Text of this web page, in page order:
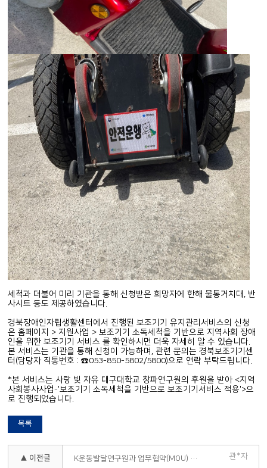
세척과 더불어 미리 기관을 통해 신청받은 희망자에 한해 물통거치대, 반
사시트 등도 제공하였습니다.
경북장애인자립생활센터에서 진행된 보조기기 유지관리서비스의 신청
은 홈페이지 > 지원사업 > 보조기기 소독세척을 기반으로 지역사회 장애
인을 위한 보조기기 서비스 를 확인하시면 더욱 자세히 알 수 있습니다.
본 서비스는 기관을 통해 신청이 가능하며, 관련 문의는 경북보조기기센
터(담당자 직통번호 : ☎053-850-5802/5800)으로 연락 부탁드립니다.
*본 서비스는 사랑 빛 자유 대구대학교 창파연구원의 후원을 받아 <지역
사회봉사사업-'보조기기 소독세척을 기반으로 보조기기서비스 적용'>으
로 진행되었습니다.
목록
▲ 이전글 K운동발달연구원과 업무협약(MOU) 체결 관*자